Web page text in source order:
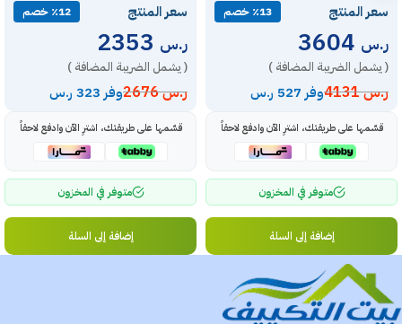
سعر المنتج ٪13 خصم
ر.س
( يشمل الضريبة المضافة )
ر.س4131 وفر 527 ر.س
قسّمها على طريقتك، اشترِ الآن وادفع لاحقاً
متوفر في المخزون
إضافة إلى السلة
سعر المنتج ٪12 خصم
ر.س
( يشمل الضريبة المضافة )
ر.س2676 وفر 323 ر.س
قسّمها على طريقتك، اشترِ الآن وادفع لاحقاً
متوفر في المخزون
إضافة إلى السلة